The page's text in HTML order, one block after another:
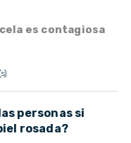
es contagiosa
personas si
rosada?